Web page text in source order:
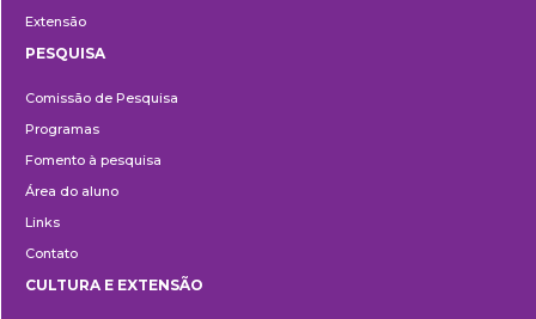
Extensão
PESQUISA
Comissão de Pesquisa
Programas
Fomento à pesquisa
Área do aluno
Links
Contato
CULTURA E EXTENSÃO